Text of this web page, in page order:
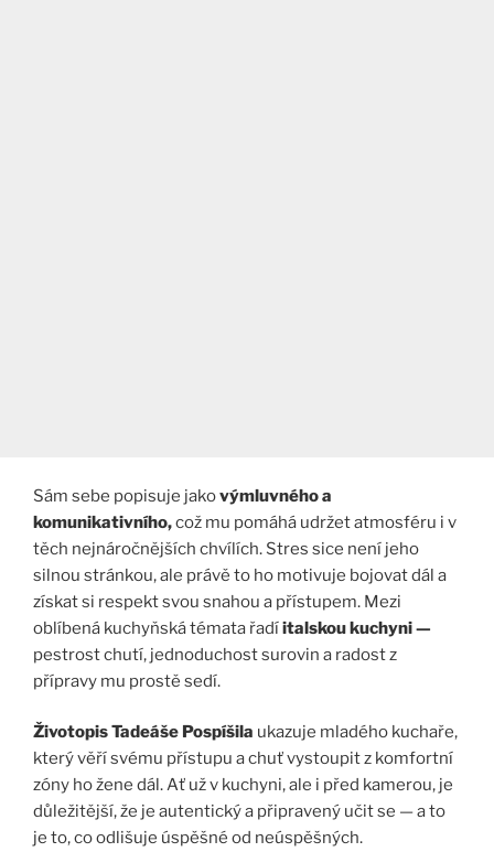
Sám sebe popisuje jakovýmluvného a
komunikativního,což mu pomáhá udržet atmosféru i v
těch nejnáročnějších chvílích. Stres sice není jeho
silnou stránkou, ale právě to ho motivuje bojovat dál a
získat si respekt svou snahou a přístupem. Mezi
oblíbená kuchyňská témata řadíitalskou kuchyni —
pestrost chutí, jednoduchost surovin a radost z
přípravy mu prostě sedí.
Životopis Tadeáše Pospíšila ukazuje mladého kuchaře,
který věří svému přístupu a chuť vystoupit z komfortní
zóny ho žene dál. Ať už v kuchyni, ale i před kamerou, je
důležitější, že je autentický a připravený učit se — a to
je to, co odlišuje úspěšné od neúspěšných.